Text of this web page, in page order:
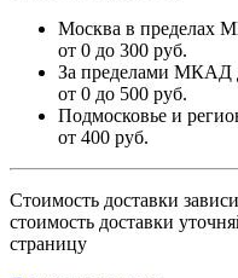
Москва в пределах
от 0 до 300 руб.
За пределами МКАД
от 0 до 500 руб.
Подмосковье и
от 400 руб.
Стоимость доставки
стоимость доставки
страницу